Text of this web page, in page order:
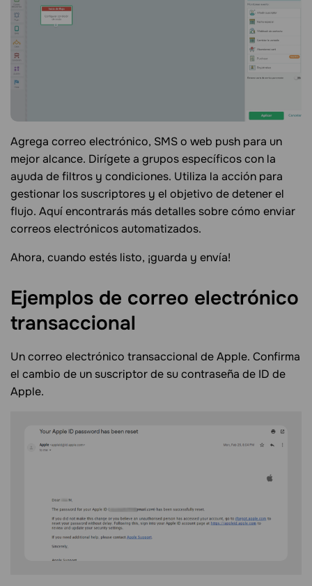
Agrega correo electrónico, SMS o web push para un
mejor alcance. Dirígete a grupos específicos con la
ayuda de filtros y condiciones. Utiliza la acción para
gestionar los suscriptores y el objetivo de detener el
flujo. Aquí encontrarás más detalles sobre cómo enviar
correos electrónicos automatizados.
Ahora, cuando estés listo, ¡guarda y envía!
Ejemplos de correo electrónico
transaccional
Un correo electrónico transaccional de Apple. Confirma
el cambio de un suscriptor de su contraseña de ID de
Apple.